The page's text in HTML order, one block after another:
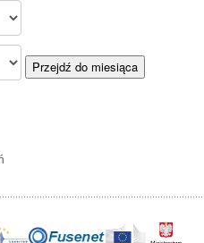
Przejdź do miesiąca